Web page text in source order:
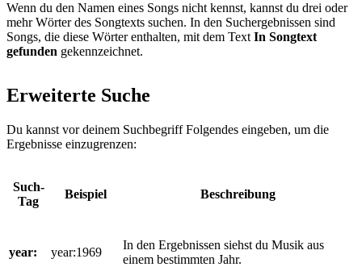
Wenn du den Namen eines Songs nicht kennst, kannst du drei oder
mehr Wörter des Songtexts suchen. In den Suchergebnissen sind
Songs, die diese Wörter enthalten, mit dem Text In Songtext
gefunden gekennzeichnet.
Erweiterte Suche
Du kannst vor deinem Suchbegriff Folgendes eingeben, um die
Ergebnisse einzugrenzen:
Such-
Tag
Beispiel Beschreibung
year: year:1969
In den Ergebnissen siehst du Musik aus
einem bestimmten Jahr.